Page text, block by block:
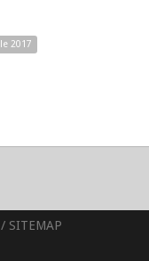
2017
/ SITEMAP